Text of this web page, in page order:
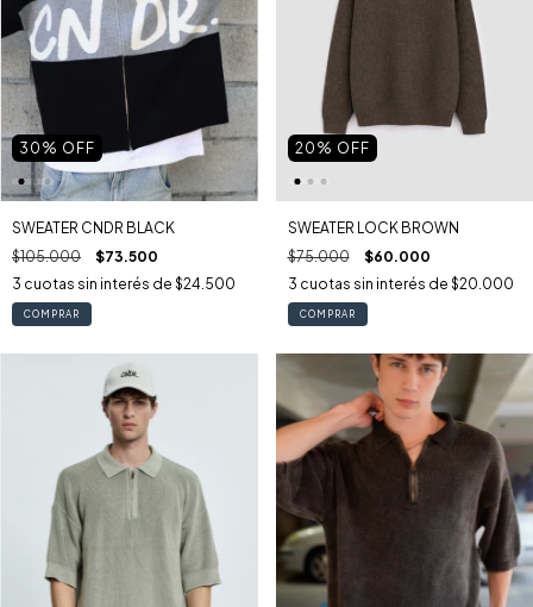
30 % OFF
SWEATER CNDR BLACK
$105.000
$73.500
3 cuotas sin interés de $24.500
COMPRAR
20 % OFF
SWEATER LOCK BROWN
$75.000
$60.000
3 cuotas sin interés de $20.000
COMPRAR